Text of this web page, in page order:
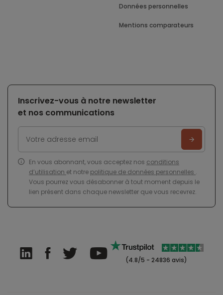
Données personnelles
Mentions comparateurs
Inscrivez-vous à notre newsletter
et nos communications
En vous abonnant, vous acceptez nos conditions
d’utilisation et notre politique de données personnelles .
Vous pourrez vous désabonner à tout moment depuis le
lien présent dans chaque newsletter que vous recevrez.
(4.8/5 - 24836 avis)